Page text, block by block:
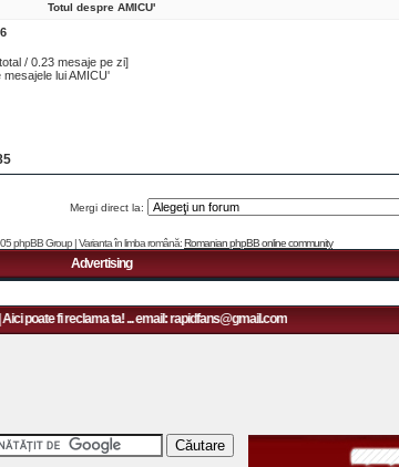
Totul despre AMICU'
/ 0.23 mesaje pe zi]
mesajele lui AMICU'
Mergi direct la:
phpBB Group | Varianta în limba română:Romanian phpBB online community
Advertising
poate fi reclama ta! ... email: rapidfans@gmail.com